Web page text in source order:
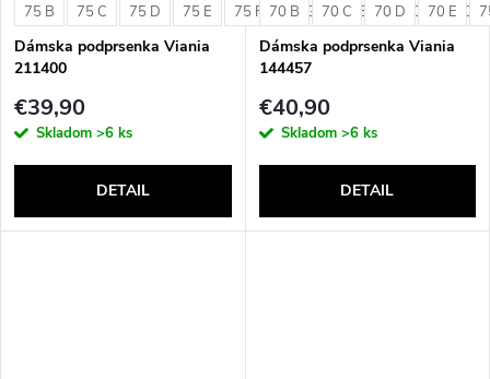
75 B 75 C 75 D 75 E 75 F 75 G 80 B 80 C 80 D
Dámska podprsenka Viania
211400
€39,90
Skladom >6 ks
DETAIL
70 B 70 C 70 D 70 E
Dámska podprsenka Viania
144457
€40,90
Skladom >6 ks
DETAIL